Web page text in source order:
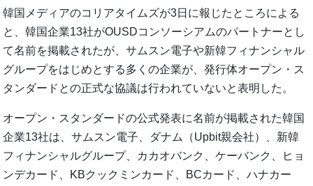
韓国メディアのコリアタイムズが3日に報じたところによる
と、韓国企業13社がOUSDコンソーシアムのパートナーとし
て名前を掲載されたが、サムスン電子や新韓フィナンシャル
グループをはじめとする多くの企業が、発行体オープン・ス
タンダードとの正式な協議は行われていないと表明した。
オープン・スタンダードの公式発表に名前が掲載された韓国
企業13社は、サムスン電子、ダナム（Upbit親会社）、新韓
フィナンシャルグループ、カカオバンク、ケーバンク、ヒョ
ンデカード、KBクックミンカード、BCカード、ハナカー